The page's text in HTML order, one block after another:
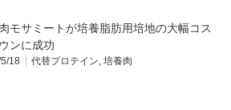
モサミートが培養脂肪用培地の大幅コス
ンに成功
18 代替プロテイン 培養肉